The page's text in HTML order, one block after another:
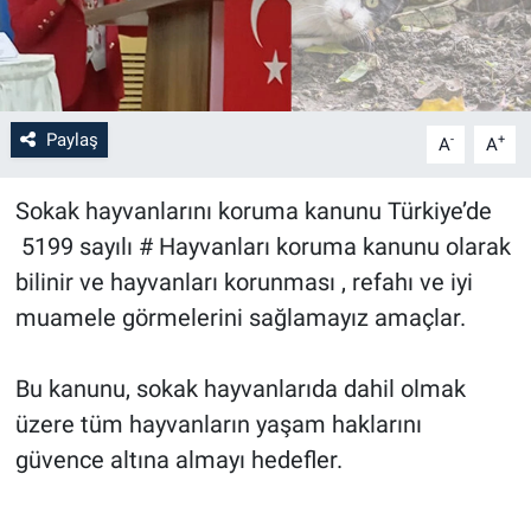
Paylaş A- A+
Sokak hayvanlarını koruma kanunu Türkiye’de
5199 sayılı # Hayvanları koruma kanunu olarak
bilinir ve hayvanları korunması , refahı ve iyi
muamele görmelerini sağlamayız amaçlar.
Bu kanunu, sokak hayvanlarıda dahil olmak
üzere tüm hayvanların yaşam haklarını
güvence altına almayı hedefler.